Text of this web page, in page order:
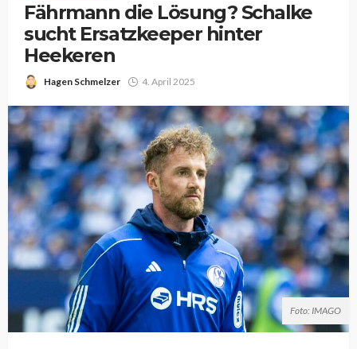
Fährmann die Lösung? Schalke
sucht Ersatzkeeper hinter
Heekeren
Hagen Schmelzer 4. April 2025
Foto: IMAGO